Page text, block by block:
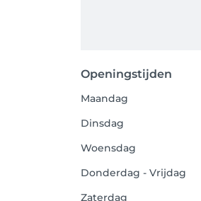
Openingstijden
Maandag
Dinsdag
Woensdag
Donderdag - Vrijdag
Zaterdag